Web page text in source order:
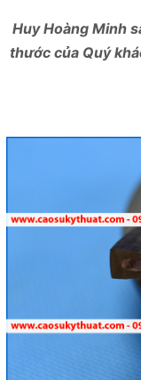
Huy Hoàng Minh
thước của Quý